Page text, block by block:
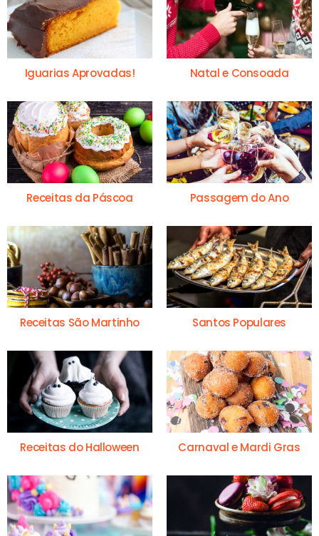
Iguarias Aprovadas! Natal e Consoada
Receitas da Páscoa Passagem do Ano
Receitas São Martinho Santos Populares
Receitas do Halloween Carnaval e Mardi Gras